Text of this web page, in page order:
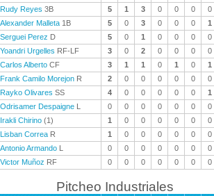
Rudy Reyes 3B 5 1 3 0 0 0 0
Alexander Malleta 1B 5 0 3 0 0 0 1
Serguei Perez D 5 0 1 0 0 0 0
Yoandri Urgelles RF-LF 3 0 2 0 0 0 0
Carlos Alberto CF 3 1 1 0 1 0 1
Frank Camilo Morejon R 2 0 0 0 0 0 0
Rayko Olivares SS 4 0 0 0 0 0 1
Odrisamer Despaigne L 0 0 0 0 0 0 0
Irakli Chirino (1) 1 0 0 0 0 0 0
Lisban Correa R 1 0 0 0 0 0 0
Antonio Armando L 0 0 0 0 0 0 0
Victor Muñoz RF 0 0 0 0 0 0 0
Pitcheo Industriales